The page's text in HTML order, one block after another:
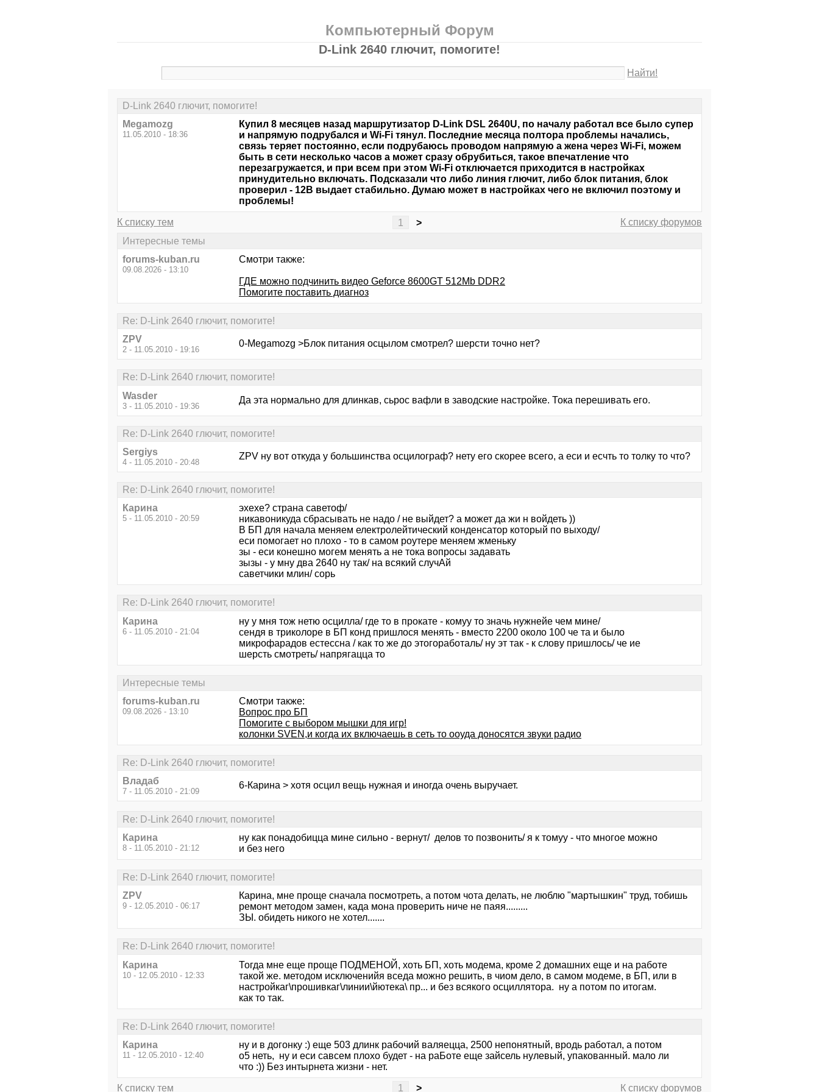
Компьютерный Форум
D-Link 2640 глючит, помогите!
Найти!
D-Link 2640 глючит, помогите!
Megamozg
11.05.2010 - 18:36
Купил 8 месяцев назад маршрутизатор D-Link DSL 2640U, по началу работал все было супер
и напрямую подрубался и Wi-Fi тянул. Последние месяца полтора проблемы начались,
связь теряет постоянно, если подрубаюсь проводом напрямую а жена через Wi-Fi, можем
быть в сети несколько часов а может сразу обрубиться, такое впечатление что
перезагружается, и при всем при этом Wi-Fi отключается приходится в настройках
принудительно включать. Подсказали что либо линия глючит, либо блок питания, блок
проверил - 12В выдает стабильно. Думаю может в настройках чего не включил поэтому и
проблемы!
К списку тем 1 >
К списку форумов
Интересные темы
forums-kuban.ru
09.08.2026 - 13:10
Смотри также:
ГДЕ можно подчинить видео Geforce 8600GT 512Mb DDR2
Помогите поставить диагноз
Re: D-Link 2640 глючит, помогите!
ZPV
2 - 11.05.2010 - 19:16
0-Megamozg >Блок питания осцылом смотрел? шерсти точно нет?
Re: D-Link 2640 глючит, помогите!
Wasder
3 - 11.05.2010 - 19:36
Да эта нормально для длинкав, сьрос вафли в заводские настройке. Тока перешивать его.
Re: D-Link 2640 глючит, помогите!
Sergiys
4 - 11.05.2010 - 20:48
ZPV ну вот откуда у большинства осцилограф? нету его скорее всего, а еси и есчть то толку то что?
Re: D-Link 2640 глючит, помогите!
Карина
5 - 11.05.2010 - 20:59
эхехе? страна саветоф/
никавоникуда сбрасывать не надо / не выйдет? а может да жи н войдеть ))
В БП для начала меняем електролейтический конденсатор который по выходу/
еси помогает но плохо - то в самом роутере меняем жменьку
зы - еси конешно могем менять а не тока вопросы задавать
зызы - у мну два 2640 ну так/ на всякий случАй
саветчики млин/ сорь
Re: D-Link 2640 глючит, помогите!
Карина
6 - 11.05.2010 - 21:04
ну у мня тож нетю осцилла/ где то в прокате - комуу то значь нужнейе чем мине/
сендя в триколоре в БП конд пришлося менять - вместо 2200 около 100 че та и было
микрофарадов естессна / как то же до этогоработаль/ ну эт так - к слову пришлось/ че ие
шерсть смотреть/ напрягацца то
Интересные темы
forums-kuban.ru
09.08.2026 - 13:10
Смотри также:
Вопрос про БП
Помогите с выбором мышки для игр!
колонки SVEN,и когда их включаешь в сеть то ооуда доносятся звуки радио
Re: D-Link 2640 глючит, помогите!
Владаб
7 - 11.05.2010 - 21:09
6-Карина > хотя осцил вещь нужная и иногда очень выручает.
Re: D-Link 2640 глючит, помогите!
Карина
8 - 11.05.2010 - 21:12
ну как понадобицца мине сильно - вернут/ делов то позвонить/ я к томуу - что многое можно
и без него
Re: D-Link 2640 глючит, помогите!
ZPV
9 - 12.05.2010 - 06:17
Карина, мне проще сначала посмотреть, а потом чота делать, не люблю "мартышкин" труд, тобишь
ремонт методом замен, када мона проверить ниче не паяя.........
ЗЫ. обидеть никого не хотел.......
Re: D-Link 2640 глючит, помогите!
Карина
10 - 12.05.2010 - 12:33
Тогда мне еще проще ПОДМЕНОЙ, хоть БП, хоть модема, кроме 2 домашних еще и на работе
такой же. методом исключенийя вседа можно решить, в чиом дело, в самом модеме, в БП, или в
настройкаг\прошивкаг\линии\йютека\ пр... и без всякого осциллятора. ну а потом по итогам.
как то так.
Re: D-Link 2640 глючит, помогите!
Карина
11 - 12.05.2010 - 12:40
ну и в догонку :) еще 503 длинк рабочий валяецца, 2500 непонятный, вродь работал, а потом
о5 неть, ну и еси савсем плохо будет - на раБоте еще зайсель нулевый, упакованный. мало ли
что :)) Без интырнета жизни - нет.
К списку тем 1 > К списку форумов